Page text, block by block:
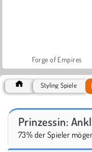
Forge of Empires
Styling Spiele
Prinzessin:
73% der Spieler